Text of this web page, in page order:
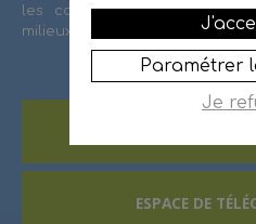
les collectivités sur
milieux aquatiques et de la
ESPACE DE
Paramétrer
Je